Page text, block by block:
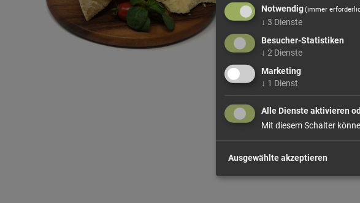
Notwendig(immer
↓ 3 Dienste
Besucher-Statistiken
↓ 2 Dienste
Marketing
↓ 1 Dienst
Alle Dienste aktivieren
Mit diesem Schalter
Ausgewählte akzeptieren